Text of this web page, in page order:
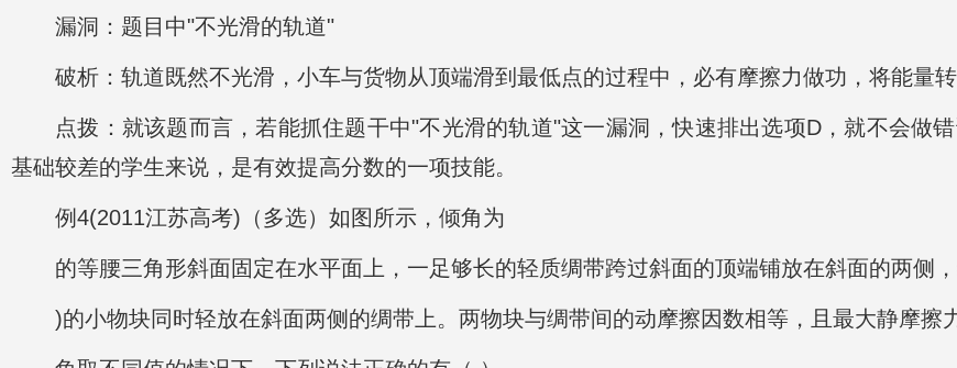
漏洞：题目中"不光滑的轨道"
破析：轨道既然不光滑，小车与货物从顶端滑到最低点的过程中，必有摩擦力做功，将能量
点拨：就该题而言，若能抓住题干中"不光滑的轨道"这一漏洞，快速排出选项D，就不会做
基础较差的学生来说，是有效提高分数的一项技能。
例4(2011江苏高考)（多选）如图所示，倾角为
的等腰三角形斜面固定在水平面上，一足够长的轻质绸带跨过斜面的顶端铺放在斜面的两侧
)的小物块同时轻放在斜面两侧的绸带上。两物块与绸带间的动摩擦因数相等，且最大静摩擦